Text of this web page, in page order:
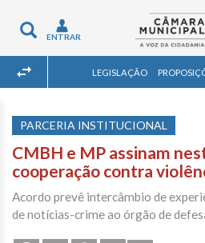
Toggle
navigation
ENTRAR
LEGISLAÇÃO
PARCERIA INSTITUCIONAL
CMBH e MP assinam
cooperação contra
Acordo prevê intercâmbio de
de notícias-crime ao órgão de